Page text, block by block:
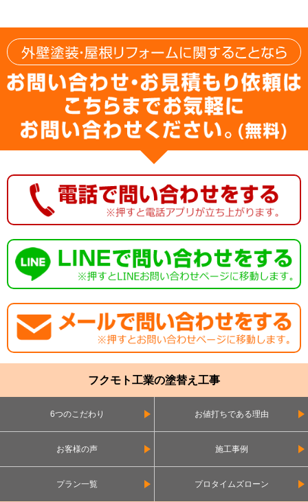
フクモト工業の塗替え工事
6つのこだわり お値打ちである理由
お客様の声 施工事例
プラン一覧 プロタイムズローン